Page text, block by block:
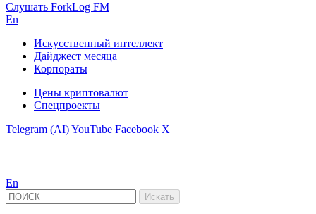
Слушать ForkLog FM
En
Искусственный интеллект
Дайджест месяца
Корпораты
Цены криптовалют
Спецпроекты
Telegram (AI)YouTube Facebook X
En